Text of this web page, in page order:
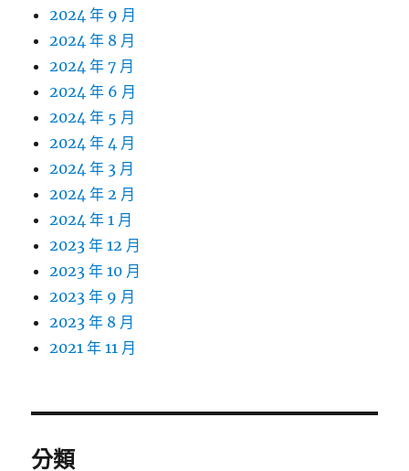
2024 年 9 月
2024 年 8 月
2024 年 7 月
2024 年 6 月
2024 年 5 月
2024 年 4 月
2024 年 3 月
2024 年 2 月
2024 年 1 月
2023 年 12 月
2023 年 10 月
2023 年 9 月
2023 年 8 月
2021 年 11 月
分類